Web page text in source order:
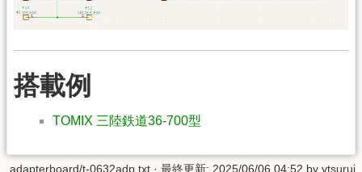
搭載例
TOMIX 三陸鉄道36-700型
adapterboard/t-0632adp.txt · 最終更新: 2025/06/06 04:52 by ytsurui